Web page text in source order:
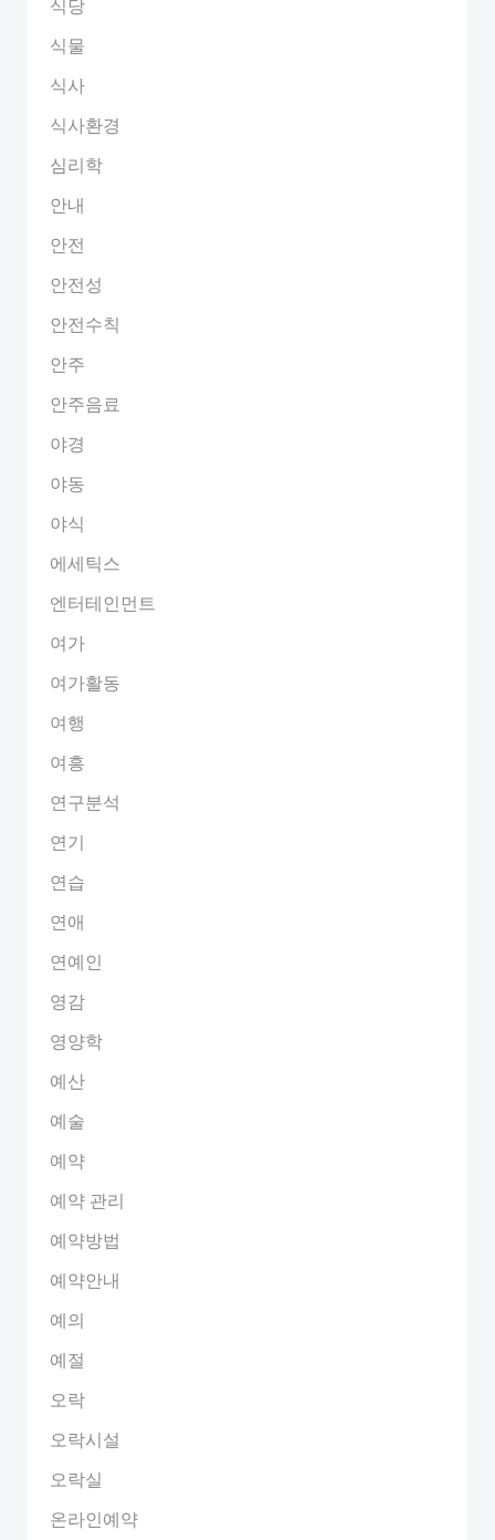
식물
식사
식사환경
심리학
안내
안전
안전성
안전수칙
안주
안주음료
야경
야동
야식
에세틱스
엔터테인먼트
여가
여가활동
여행
여흥
연구분석
연기
연습
연애
연예인
영감
영양학
예산
예술
예약
예약 관리
예약방법
예약안내
예의
예절
오락
오락시설
오락실
온라인예약